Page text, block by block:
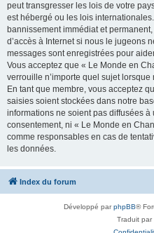
peut transgresser les lois de votre
est hébergé ou les lois
bannissement immédiat et
d’accès à Internet si nous le jugeons
messages sont enregistrées pour
Vous acceptez que « Le Monde en
verrouille n’importe quel sujet
En tant que membre, vous acceptez
saisies soient stockées dans notre
informations ne soient pas diffusées à
consentement, ni « Le Monde en
comme responsables en cas de
les données.
Index du forum
Développé parphpBB®
Traduit par